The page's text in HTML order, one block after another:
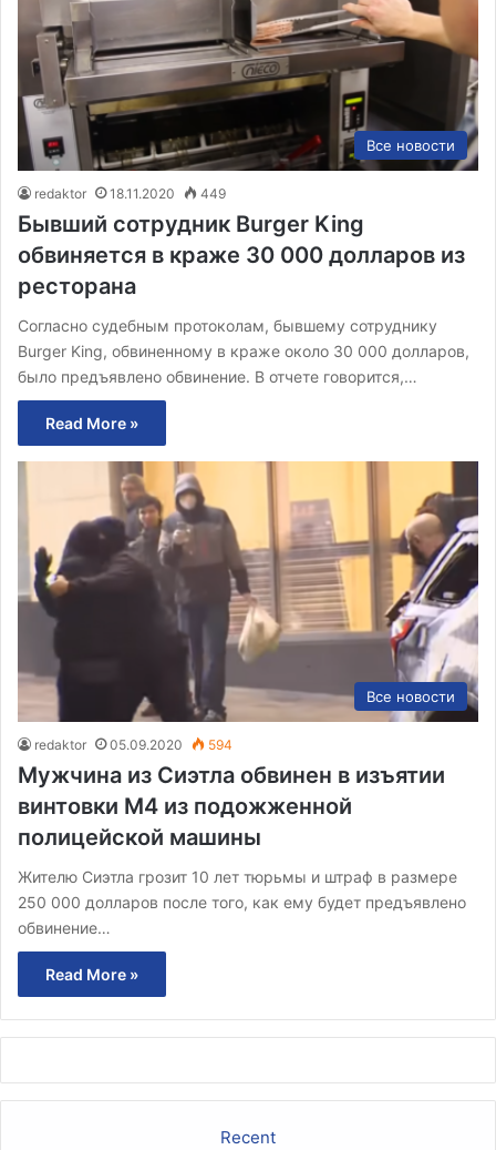
Все новости
redaktor 18.11.2020 449
Бывший сотрудник Burger King
обвиняется в краже 30 000 долларов из
ресторана
Согласно судебным протоколам, бывшему сотруднику
Burger King, обвиненному в краже около 30 000 долларов,
было предъявлено обвинение. В отчете говорится,…
Read More »
Все новости
redaktor 05.09.2020 594
Мужчина из Сиэтла обвинен в изъятии
винтовки М4 из подожженной
полицейской машины
Жителю Сиэтла грозит 10 лет тюрьмы и штраф в размере
250 000 долларов после того, как ему будет предъявлено
обвинение…
Read More »
Recent